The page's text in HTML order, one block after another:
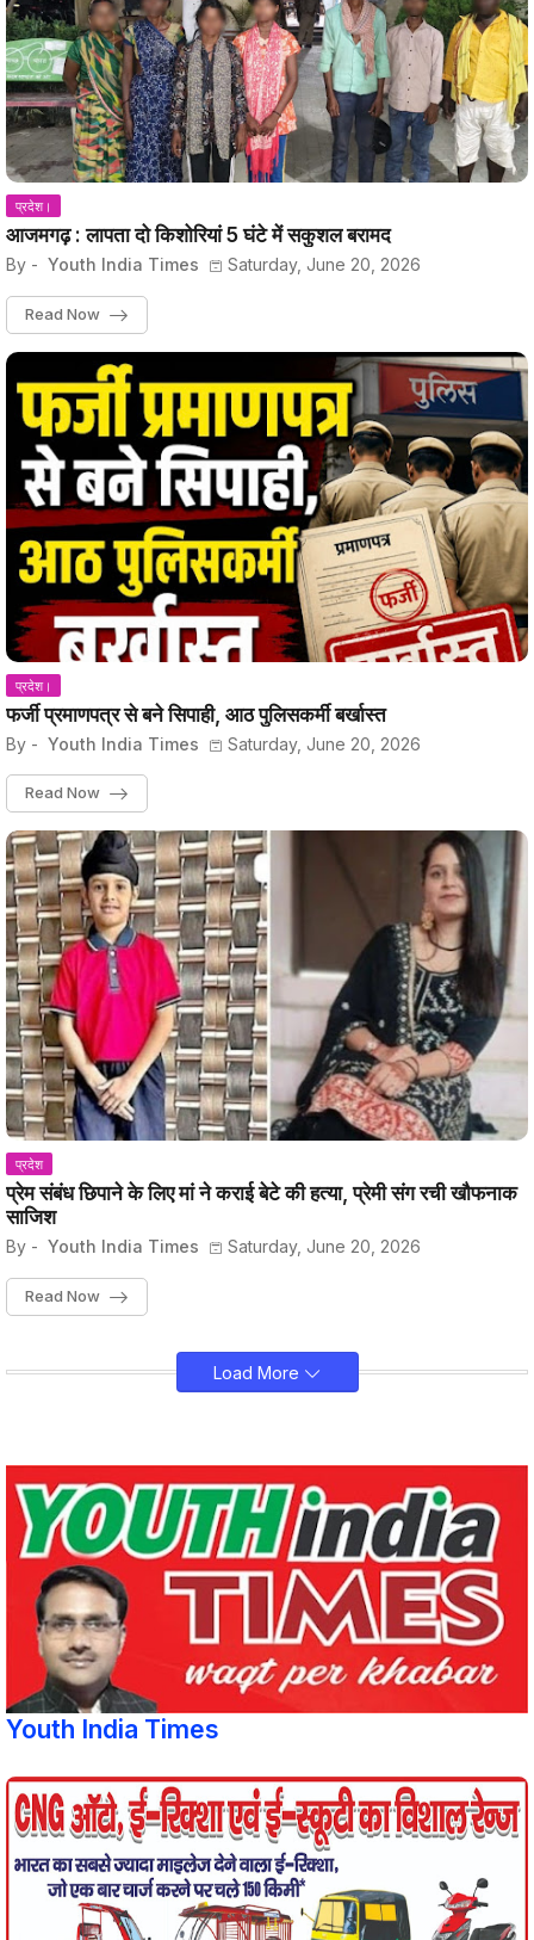
प्रदेश।
आजमगढ़ : लापता दो किशोरियां 5 घंटे में सकुशल बरामद
By - Youth India Times Saturday, June 20, 2026
Read Now
प्रदेश।
फर्जी प्रमाणपत्र से बने सिपाही, आठ पुलिसकर्मी बर्खास्त
By - Youth India Times Saturday, June 20, 2026
Read Now
प्रदेश
प्रेम संबंध छिपाने के लिए मां ने कराई बेटे की हत्या, प्रेमी संग रची खौफनाक
साजिश
By - Youth India Times Saturday, June 20, 2026
Read Now
Load More
Youth India Times